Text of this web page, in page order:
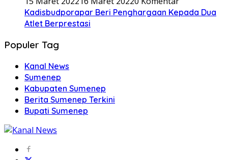
Kadisbudporapar Beri Penghargaan Kepada Dua
Atlet Berprestasi
Populer Tag
Kanal News
Sumenep
Kabupaten Sumenep
Berita Sumenep Terkini
Bupati Sumenep